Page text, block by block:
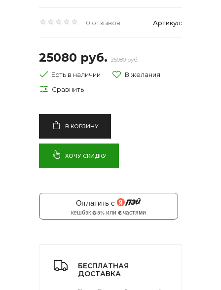
0 отзывов Артикул:
25080 руб. 25080 руб.
Есть в наличии
В КОРЗИНУ
ХОЧУ СКИДКУ
БЕСПЛАТНАЯ
ДОСТАВКА